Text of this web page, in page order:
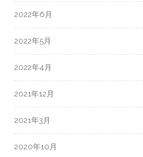
2022年6月
2022年5月
2022年4月
2021年12月
2021年3月
2020年10月